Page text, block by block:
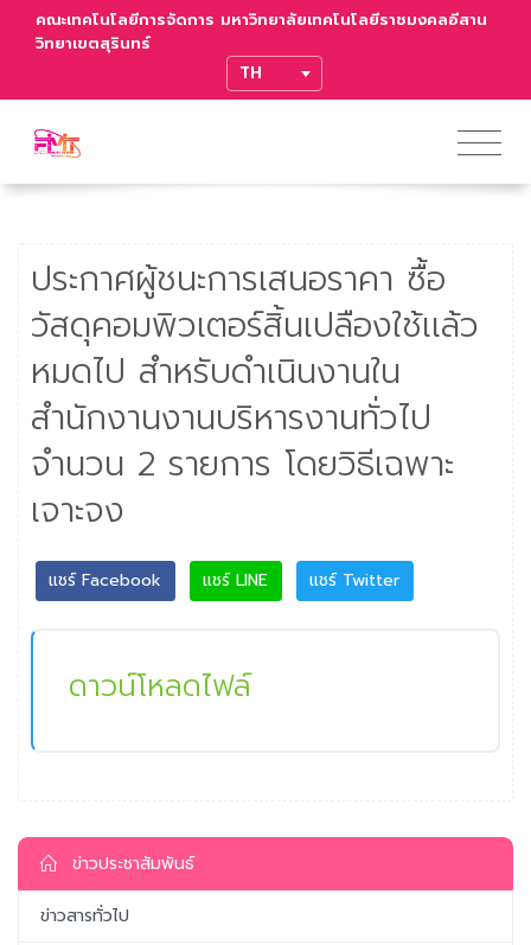
คณะเทคโนโลยีการจัดการ มหาวิทยาลัยเทคโนโลยีราชมงคลอีสาน
วิทยาเขตสุรินทร์
TRANSLATE
ประกาศผู้ชนะการเสนอราคา ซื้อ
วัสดุคอมพิวเตอร์สิ้นเปลืองใช้เเล้ว
หมดไป สำหรับดำเนินงานใน
สำนักงานงานบริหารงานทั่วไป
จำนวน 2 รายการ โดยวิธีเฉพาะ
เจาะจง
แชร์ Facebook แชร์ LINE แชร์ Twitter
ดาวน์โหลดไฟล์
ข่าวประชาสัมพันธ์
ข่าวสารทั่วไป